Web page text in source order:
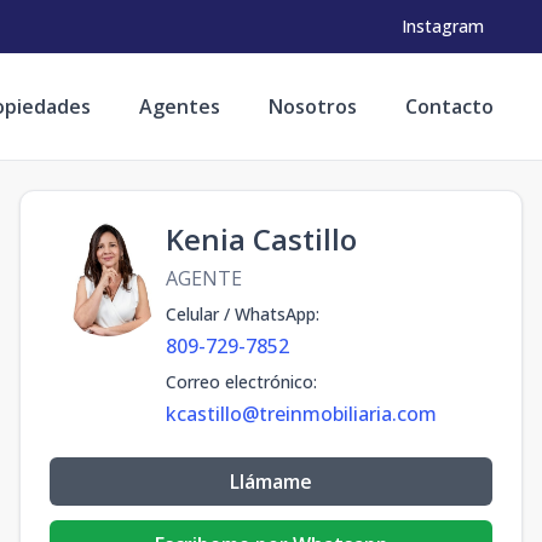
Instagram
Agentes Nosotros Contacto
Kenia Castillo
AGENTE
Celular / WhatsApp:
809-729-7852
Correo electrónico:
kcastillo@treinmobiliaria.com
Llámame